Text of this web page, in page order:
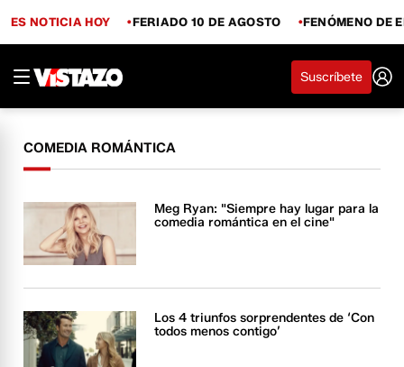
ES NOTICIA HOY FERIADO 10 DE AGOSTO FENÓMENO DE
Suscríbete
COMEDIA ROMÁNTICA
Meg Ryan: "Siempre hay lugar para la
comedia romántica en el cine"
Los 4 triunfos sorprendentes de ‘Con
todos menos contigo’